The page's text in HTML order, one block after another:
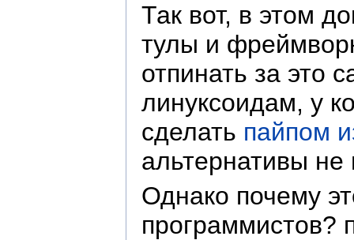
Так вот, в этом
тулы и
отпинать за это
линуксоидам, у
сделать пайпом
альтернативы
Однако почему
программистов?